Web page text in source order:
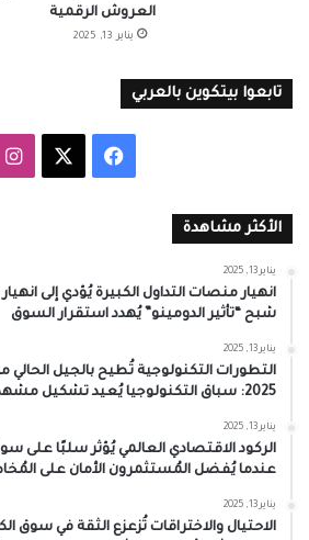
العروش الرقمية
يناير 13, 2025
تابعوا بيتكوين بالعربي
فيسبوك
الأكثر مشاهدة
يناير 13, 2025
شبح “تأثير الدومينو” يُهدد استقرار السوق
يناير 13, 2025
التطورات التكنولوجية تُطيح بالجيل الحالي
2025: سباق التكنولوجيا يُعيد تشكيل مشهد الكريبتو
يناير 13, 2025
عندما يُفضل المُستثمرون الأمان على
يناير 13, 2025